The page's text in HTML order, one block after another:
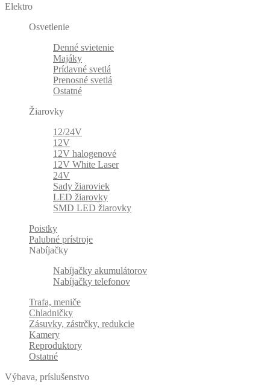
Elektro
Osvetlenie
Denné svietenie
Majáky
Prídavné svetlá
Prenosné svetlá
Ostatné
Žiarovky
12/24V
12V
12V halogenové
12V White Laser
24V
Sady žiaroviek
LED žiarovky
SMD LED žiarovky
Poistky
Palubné prístroje
Nabíjačky
Nabíjačky akumulátorov
Nabíjačky telefonov
Trafa, meniče
Chladničky
Zásuvky, zástrčky, redukcie
Kamery
Reproduktory
Ostatné
Výbava, príslušenstvo